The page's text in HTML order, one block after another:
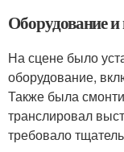
Оборудование
На сцене было
оборудование,
Также была
транслировал
требовало